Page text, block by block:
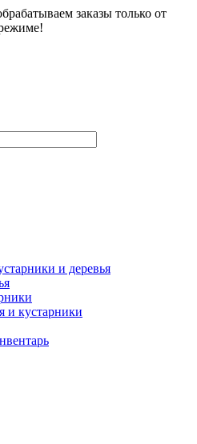
заказы только от
и деревья
и кустарники